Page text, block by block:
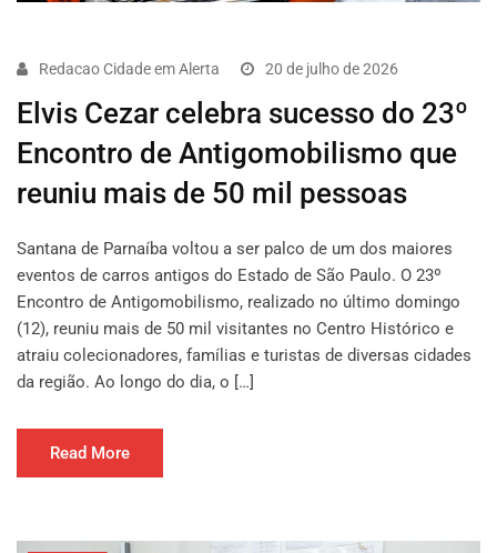
Redacao Cidade em Alerta 20 de julho de 2026
Elvis Cezar celebra sucesso do 23º
Encontro de Antigomobilismo que
reuniu mais de 50 mil pessoas
Santana de Parnaíba voltou a ser palco de um dos maiores
eventos de carros antigos do Estado de São Paulo. O 23º
Encontro de Antigomobilismo, realizado no último domingo
(12), reuniu mais de 50 mil visitantes no Centro Histórico e
atraiu colecionadores, famílias e turistas de diversas cidades
da região. Ao longo do dia, o […]
Read More